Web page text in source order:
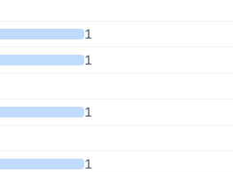
1
1
1
1